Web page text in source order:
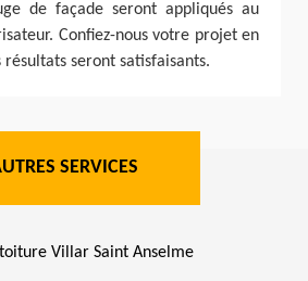
de façade seront appliqués au
Confiez-nous votre projet en
seront satisfaisants.
SERVICES
Villar Saint Anselme